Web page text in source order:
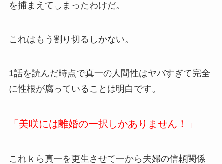
を捕まえてしまったわけだ。
これはもう割り切るしかない。
1話を読んだ時点で真一の人間性はヤバすぎて完全
に性根が腐っていることは明白です。
「美咲には離婚の一択しかありません！」
これｋら真一を更生させて一から夫婦の信頼関係